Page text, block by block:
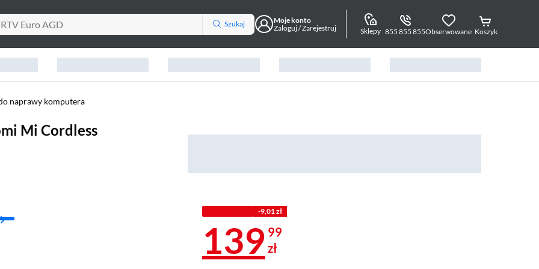
Szukaj
Moje konto
Zaloguj / Zarejestruj
Sklepy 855 855 855Obserwowane Koszyk
naprawy komputera
Mi Cordless
-9,01 zł
139 99
zł